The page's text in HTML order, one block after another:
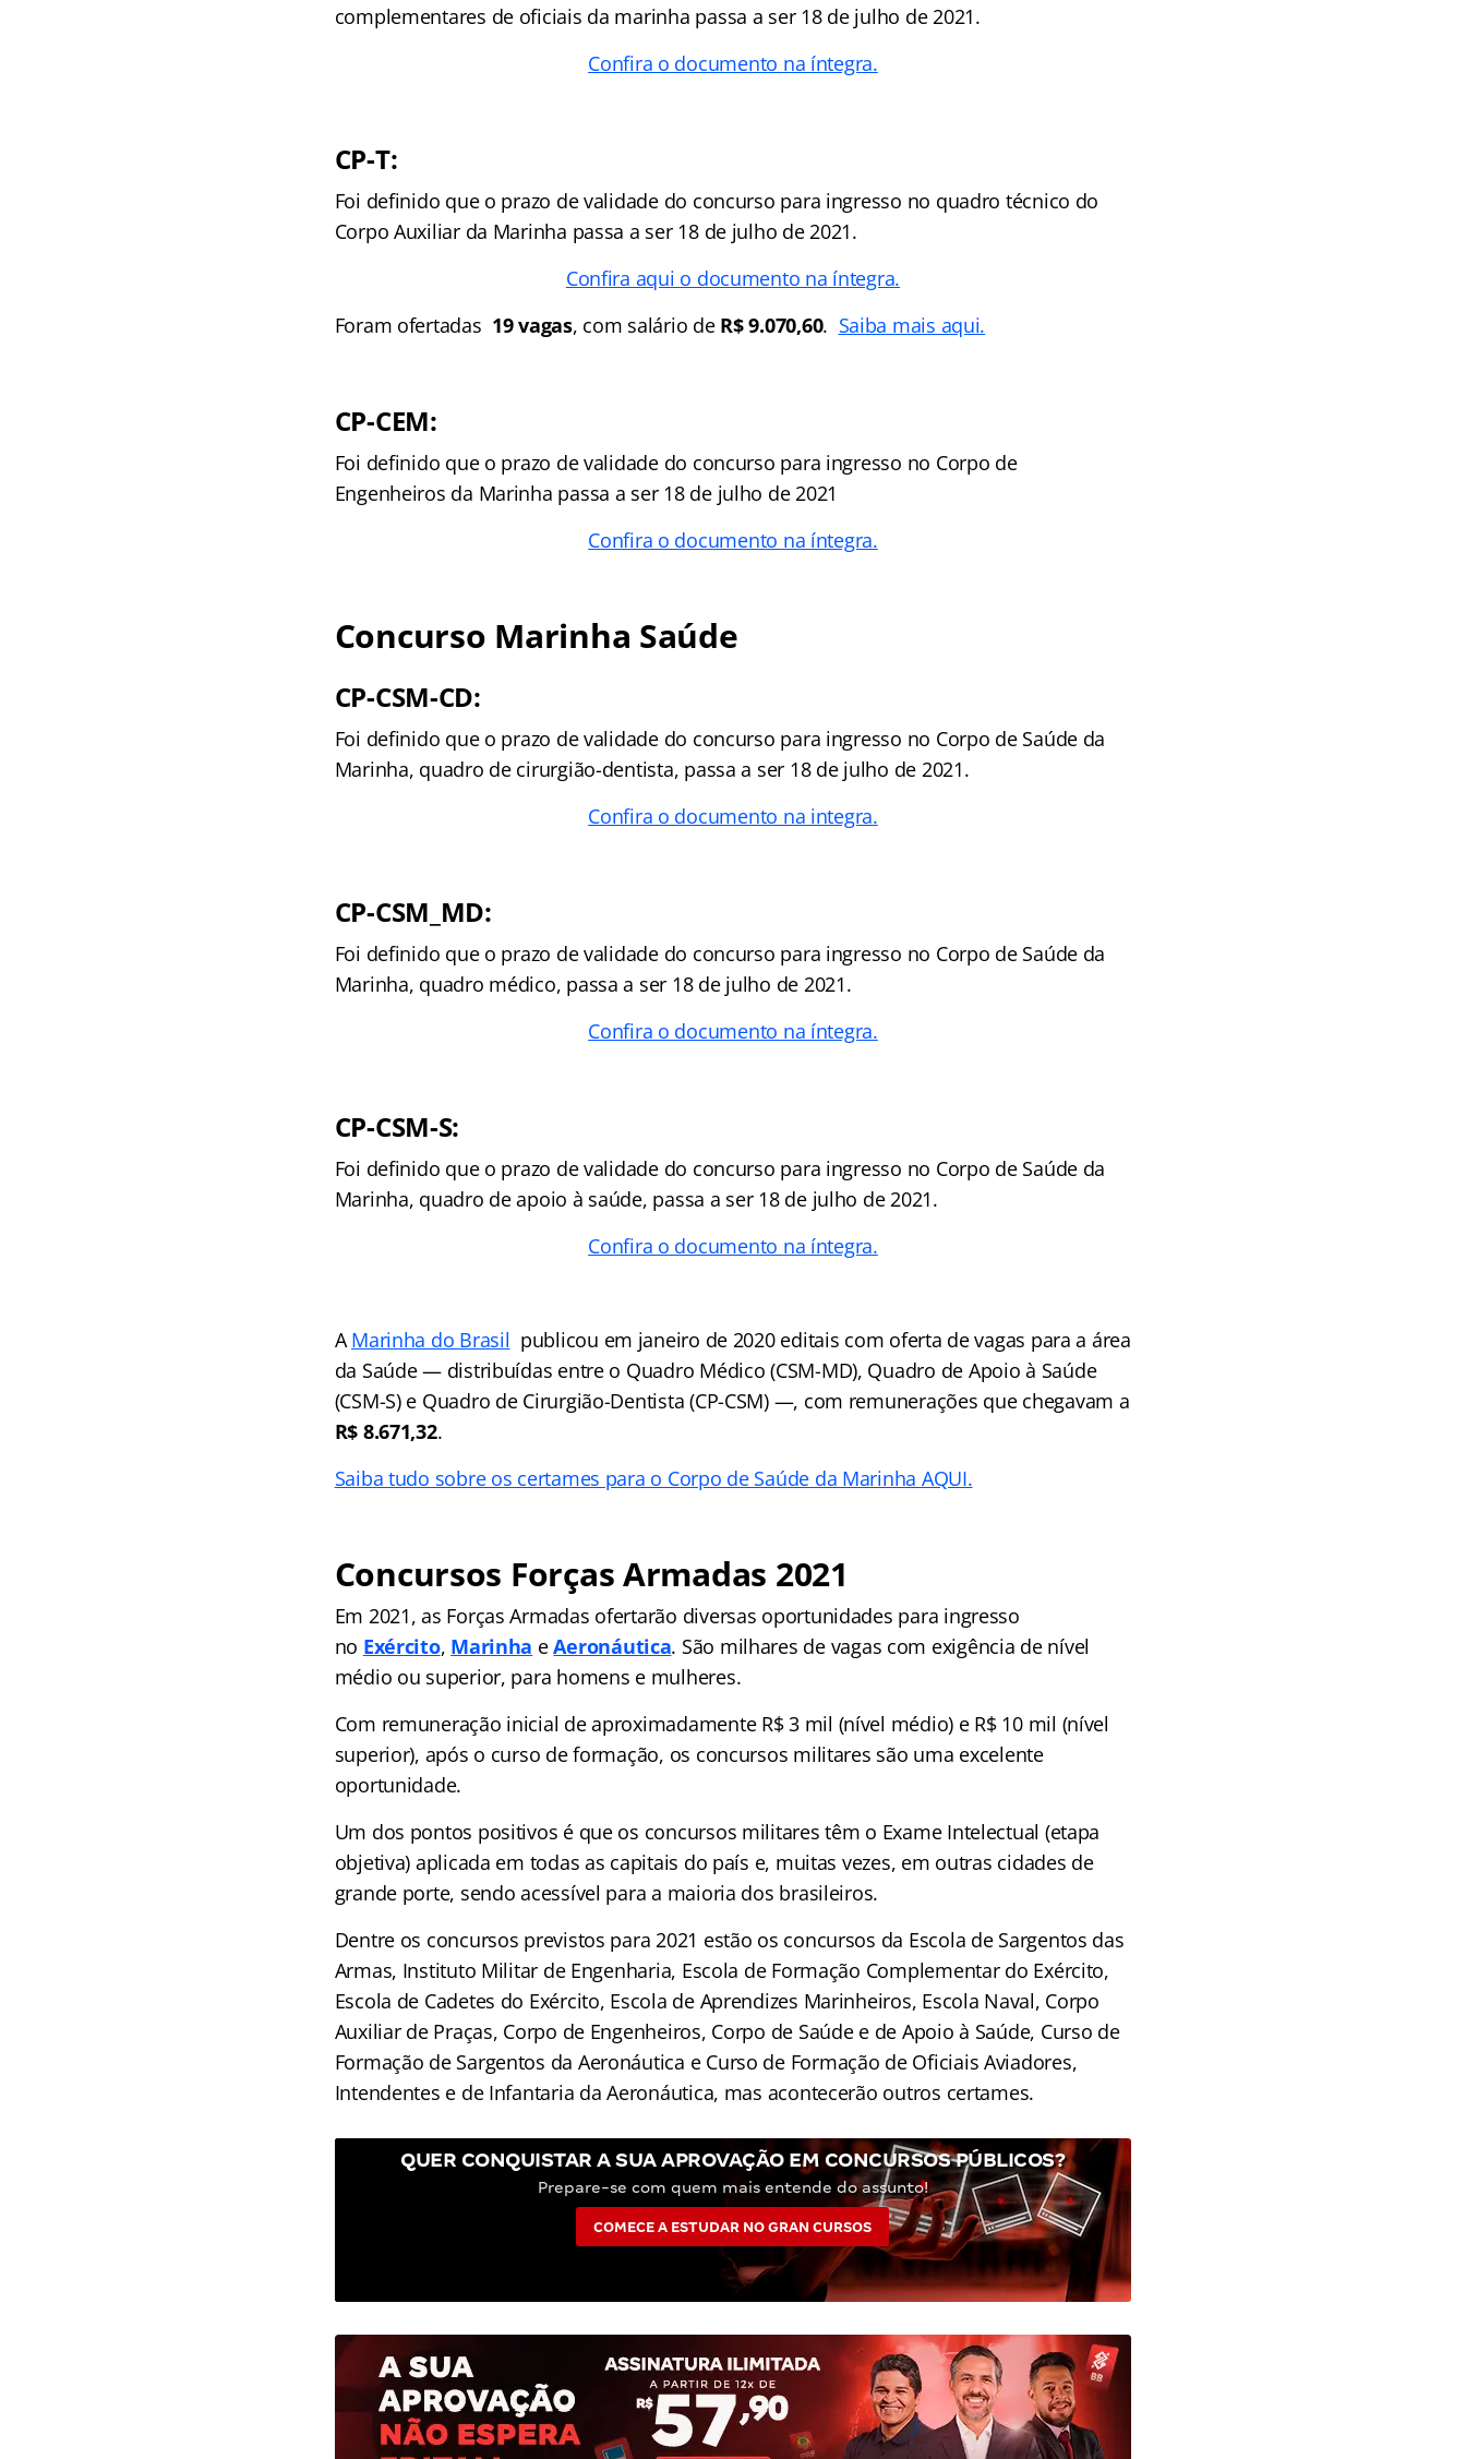
complementares de oficiais da marinha passa a ser 18 de julho de 2021.
Confira o documento na íntegra.
CP-T:
Foi definido que o prazo de validade do concurso para ingresso no quadro técnico do
Corpo Auxiliar da Marinha passa a ser 18 de julho de 2021.
Confira aqui o documento na íntegra.
Foram ofertadas 19 vagas, com salário de R$ 9.070,60. Saiba mais aqui.
CP-CEM:
Foi definido que o prazo de validade do concurso para ingresso no Corpo de
Engenheiros da Marinha passa a ser 18 de julho de 2021
Confira o documento na íntegra.
Concurso Marinha Saúde
CP-CSM-CD:
Foi definido que o prazo de validade do concurso para ingresso no Corpo de Saúde da
Marinha, quadro de cirurgião-dentista, passa a ser 18 de julho de 2021.
Confira o documento na integra.
CP-CSM_MD:
Foi definido que o prazo de validade do concurso para ingresso no Corpo de Saúde da
Marinha, quadro médico, passa a ser 18 de julho de 2021.
Confira o documento na íntegra.
CP-CSM-S:
Foi definido que o prazo de validade do concurso para ingresso no Corpo de Saúde da
Marinha, quadro de apoio à saúde, passa a ser 18 de julho de 2021.
Confira o documento na íntegra.
AMarinha do Brasil publicou em janeiro de 2020 editais com oferta de vagas para a área
da Saúde — distribuídas entre o Quadro Médico (CSM-MD), Quadro de Apoio à Saúde
(CSM-S) e Quadro de Cirurgião-Dentista (CP-CSM) —, com remunerações que chegavam a
R$ 8.671,32.
Saiba tudo sobre os certames para o Corpo de Saúde da Marinha AQUI.
Concursos Forças Armadas 2021
Em 2021, as Forças Armadas ofertarão diversas oportunidades para ingresso
no Exército, Marinha eAeronáutica. São milhares de vagas com exigência de nível
médio ou superior, para homens e mulheres.
Com remuneração inicial de aproximadamente R$ 3 mil (nível médio) e R$ 10 mil (nível
superior), após o curso de formação, os concursos militares são uma excelente
oportunidade.
Um dos pontos positivos é que os concursos militares têm o Exame Intelectual (etapa
objetiva) aplicada em todas as capitais do país e, muitas vezes, em outras cidades de
grande porte, sendo acessível para a maioria dos brasileiros.
Dentre os concursos previstos para 2021 estão os concursos da Escola de Sargentos das
Armas, Instituto Militar de Engenharia, Escola de Formação Complementar do Exército,
Escola de Cadetes do Exército, Escola de Aprendizes Marinheiros, Escola Naval, Corpo
Auxiliar de Praças, Corpo de Engenheiros, Corpo de Saúde e de Apoio à Saúde, Curso de
Formação de Sargentos da Aeronáutica e Curso de Formação de Oficiais Aviadores,
Intendentes e de Infantaria da Aeronáutica, mas acontecerão outros certames.
QUER CONQUISTAR A SUA APROVAÇÃO EM CONCURSOS PÚBLICOS?
Prepare-se com quem mais entende do assunto!
COMECE A ESTUDAR NO GRAN CURSOS